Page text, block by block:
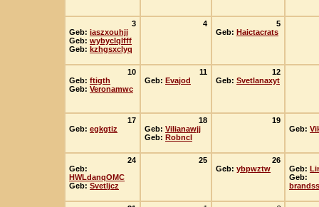
3
Geb: iaszxouhji
Geb: wybyclqlfff
Geb: kzhgsxclyq
4
5
Geb: Haictacrats
10
Geb: ftigth
Geb: Veronamwc
11
Geb: Evajod
12
Geb: Svetlanaxyt
17
Geb: egkgtiz
18
Geb: Vilianawjj
Geb: Robncl
19
Geb:
24
Geb:
HWLdanqOMC
Geb: Svetljcz
25
26
Geb: ybpwztw Geb:
Geb: